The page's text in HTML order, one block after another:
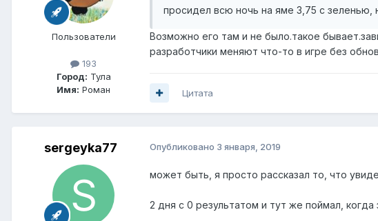
Пользователи
193
Город: Тула
Имя: Роман
просидел всю ночь на яме 3,75 с зеленью,
Возможно его там и не было.такое
разработчики меняют что-то в игре без
Цитата
sergeyka77 Опубликовано 3 января, 2019
может быть, я просто рассказал то, что
2 дня с 0 результатом и тут же поймал, когда